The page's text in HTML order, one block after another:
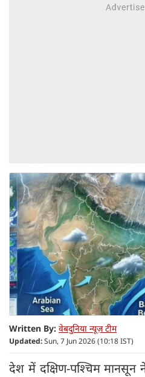
Written By: वेबदुनिया न्यूज़ टीम
Updated:Sun, 7 Jun 2026 (10:18 IST)
देश में दक्षिण-पश्चिम मानसून